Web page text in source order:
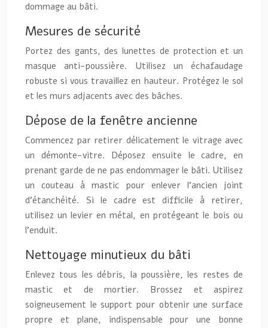
dommage au bâti.
Mesures de sécurité
Portez des gants, des lunettes de protection et un
masque anti-poussière. Utilisez un échafaudage
robuste si vous travaillez en hauteur. Protégez le sol
et les murs adjacents avec des bâches.
Dépose de la fenêtre ancienne
Commencez par retirer délicatement le vitrage avec
un démonte-vitre. Déposez ensuite le cadre, en
prenant garde de ne pas endommager le bâti. Utilisez
un couteau à mastic pour enlever l’ancien joint
d’étanchéité. Si le cadre est difficile à retirer,
utilisez un levier en métal, en protégeant le bois ou
l’enduit.
Nettoyage minutieux du bâti
Enlevez tous les débris, la poussière, les restes de
mastic et de mortier. Brossez et aspirez
soigneusement le support pour obtenir une surface
propre et plane, indispensable pour une bonne